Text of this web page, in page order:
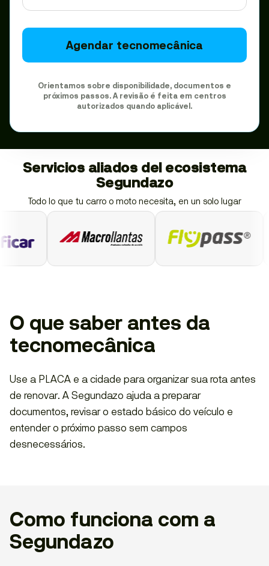
Agendar tecnomecânica
Orientamos sobre disponibilidade, documentos e
próximos passos. A revisão é feita em centros
autorizados quando aplicável.
Servicios aliados del ecosistema
Segundazo
Todo lo que tu carro o moto necesita, en un solo lugar
O que saber antes da
tecnomecânica
Use a PLACA e a cidade para organizar sua rota antes
de renovar. A Segundazo ajuda a preparar
documentos, revisar o estado básico do veículo e
entender o próximo passo sem campos
desnecessários.
Como funciona com a
Segundazo